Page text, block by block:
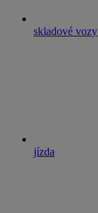
skladové vozy
jízda